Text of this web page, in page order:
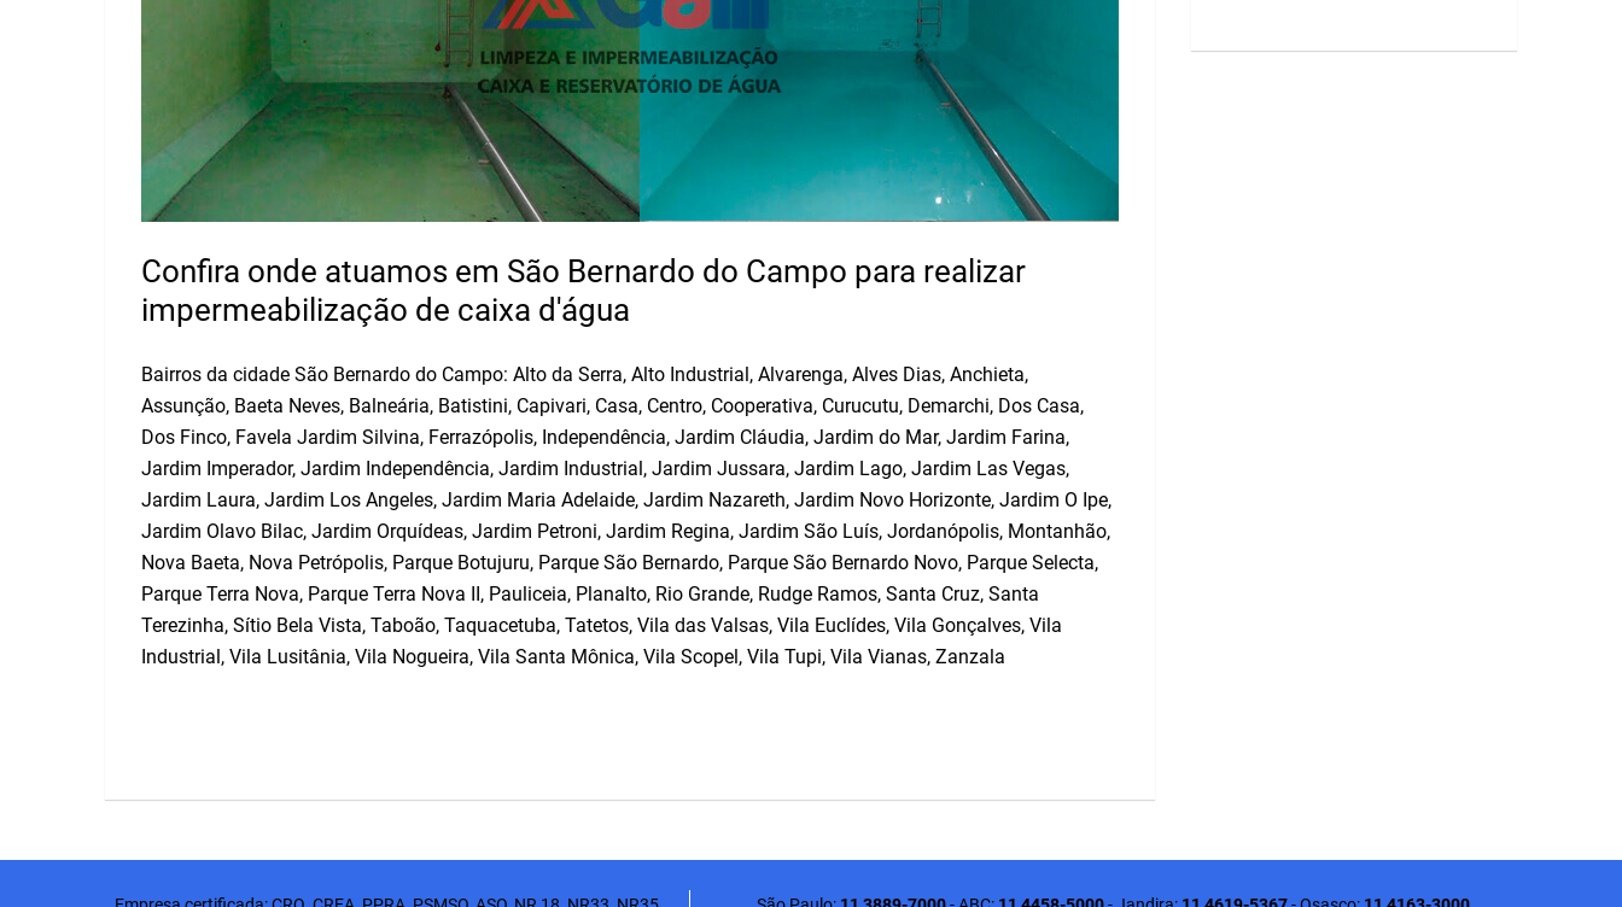
Confira onde atuamos em São Bernardo do Campo para realizar
impermeabilização de caixa d'água
Bairros da cidade São Bernardo do Campo: Alto da Serra, Alto Industrial, Alvarenga, Alves Dias, Anchieta,
Assunção, Baeta Neves, Balneária, Batistini, Capivari, Casa, Centro, Cooperativa, Curucutu, Demarchi, Dos Casa,
Dos Finco, Favela Jardim Silvina, Ferrazópolis, Independência, Jardim Cláudia, Jardim do Mar, Jardim Farina,
Jardim Imperador, Jardim Independência, Jardim Industrial, Jardim Jussara, Jardim Lago, Jardim Las Vegas,
Jardim Laura, Jardim Los Angeles, Jardim Maria Adelaide, Jardim Nazareth, Jardim Novo Horizonte, Jardim O Ipe,
Jardim Olavo Bilac, Jardim Orquídeas, Jardim Petroni, Jardim Regina, Jardim São Luís, Jordanópolis, Montanhão,
Nova Baeta, Nova Petrópolis, Parque Botujuru, Parque São Bernardo, Parque São Bernardo Novo, Parque Selecta,
Parque Terra Nova, Parque Terra Nova II, Pauliceia, Planalto, Rio Grande, Rudge Ramos, Santa Cruz, Santa
Terezinha, Sítio Bela Vista, Taboão, Taquacetuba, Tatetos, Vila das Valsas, Vila Euclídes, Vila Gonçalves, Vila
Industrial, Vila Lusitânia, Vila Nogueira, Vila Santa Mônica, Vila Scopel, Vila Tupi, Vila Vianas, Zanzala